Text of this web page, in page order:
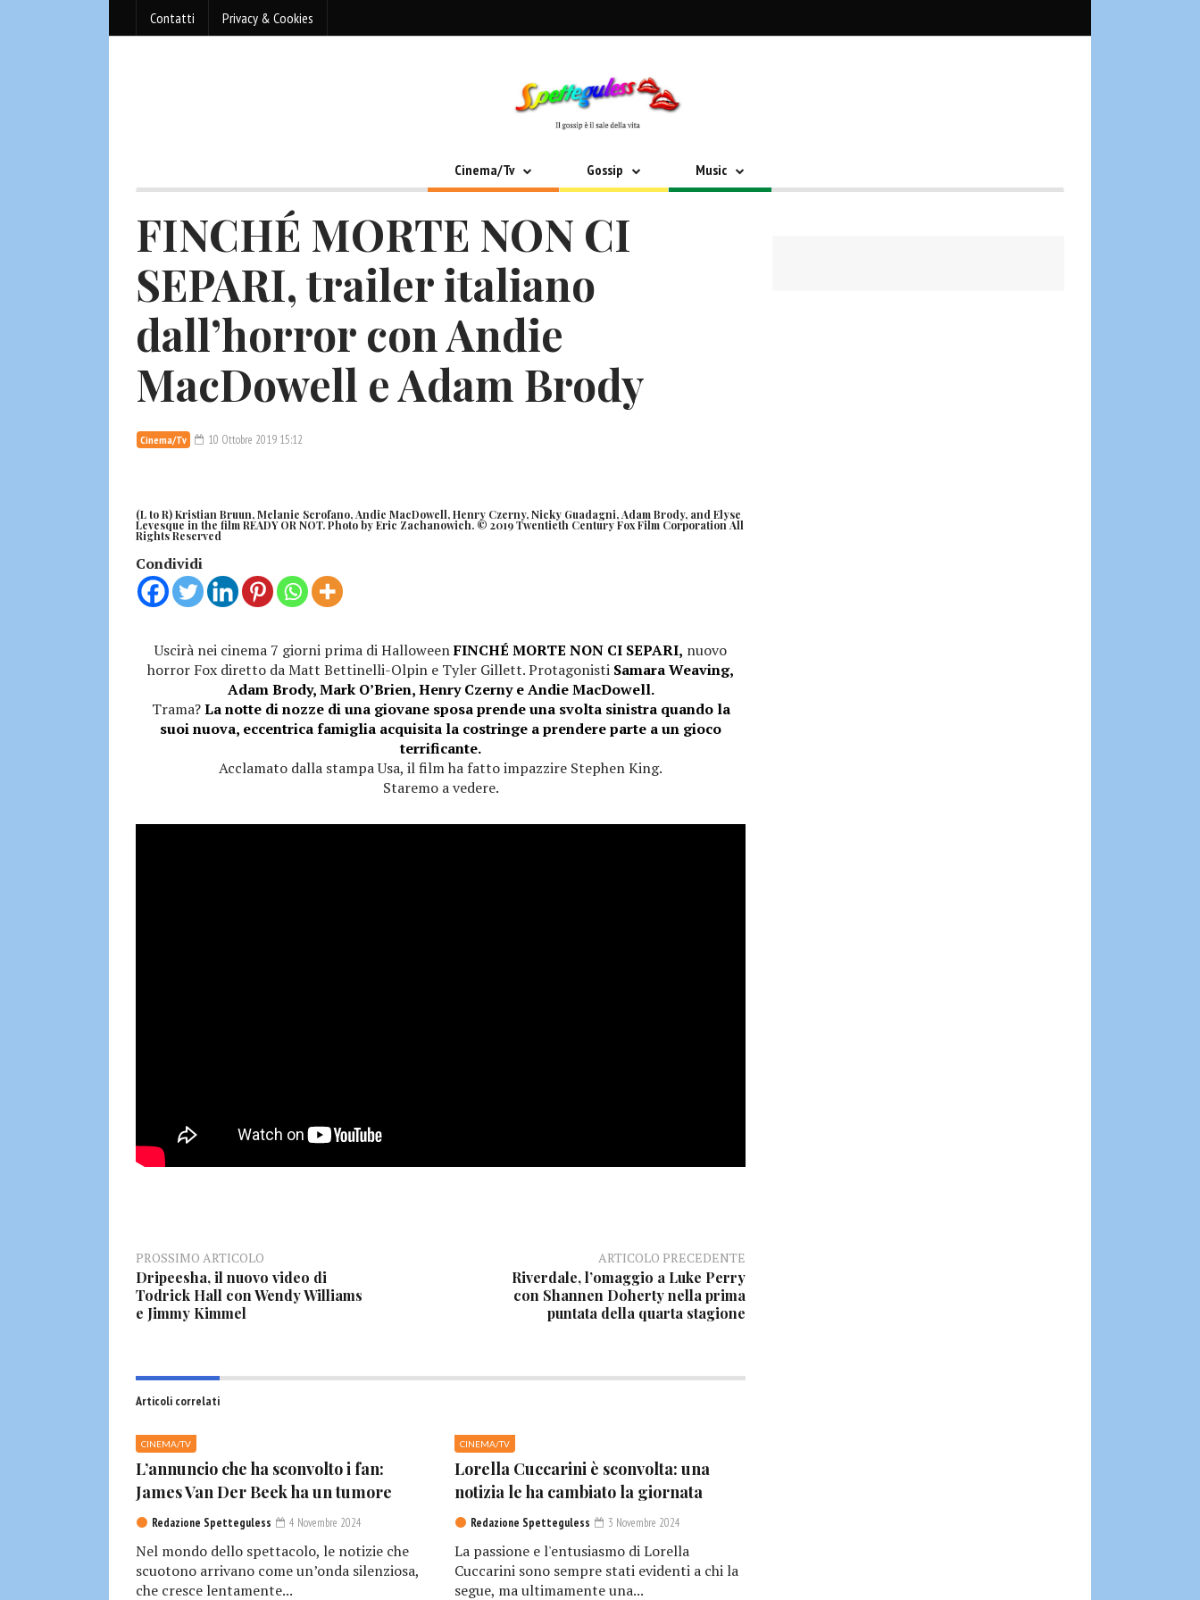
Contatti Privacy & Cookies
Cinema/Tv Gossip Music
FINCHÉ MORTE NON CI
SEPARI, trailer italiano
dall’horror con Andie
MacDowell e Adam Brody
Cinema/Tv 10 Ottobre 2019 15:12
(L to R) Kristian Bruun, Melanie Scrofano, Andie MacDowell, Henry Czerny, Nicky Guadagni, Adam Brody, and Elyse
Levesque in the film READY OR NOT. Photo by Eric Zachanowich. © 2019 Twentieth Century Fox Film Corporation All
Rights Reserved
Condividi
Uscirà nei cinema 7 giorni prima di HalloweenFINCHÉ MORTE NON CI SEPARI, nuovo
horror Fox diretto da Matt Bettinelli-Olpin e Tyler Gillett. Protagonisti Samara Weaving,
Adam Brody, Mark O’Brien, Henry Czerny e Andie MacDowell.
Trama?La notte di nozze di una giovane sposa prende una svolta sinistra quando la
suoi nuova, eccentrica famiglia acquisita la costringe a prendere parte a un gioco
terrificante.
Acclamato dalla stampa Usa, il film ha fatto impazzire Stephen King.
Staremo a vedere.
PROSSIMO ARTICOLO
Dripeesha, il nuovo video di
Todrick Hall con Wendy Williams
e Jimmy Kimmel
ARTICOLO PRECEDENTE
Riverdale, l’omaggio a Luke Perry
con Shannen Doherty nella prima
puntata della quarta stagione
Articoli correlati
CINEMA/TV
L’annuncio che ha sconvolto i fan:
James Van Der Beek ha un tumore
Redazione Spetteguless 4 Novembre 2024
Nel mondo dello spettacolo, le notizie che
scuotono arrivano come un’onda silenziosa,
che cresce lentamente...
CINEMA/TV
Lorella Cuccarini è sconvolta: una
notizia le ha cambiato la giornata
Redazione Spetteguless 3 Novembre 2024
La passione e l'entusiasmo di Lorella
Cuccarini sono sempre stati evidenti a chi la
segue, ma ultimamente una...